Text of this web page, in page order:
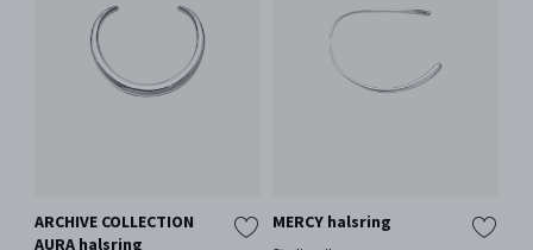
ARCHIVE COLLECTION
AURA halsring
MERCY halsring